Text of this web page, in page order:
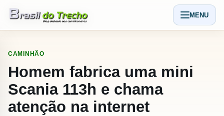
Abrir
MENU
CAMINHÃO
Homem fabrica uma mini
Scania 113h e chama
atenção na internet